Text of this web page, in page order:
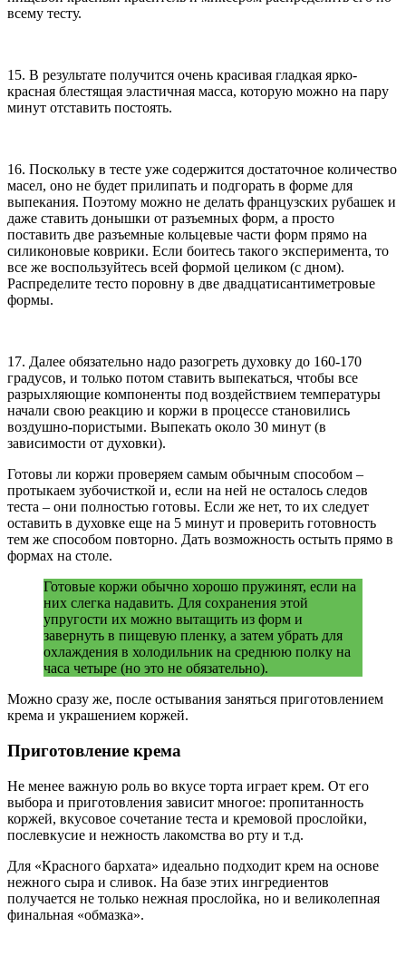
всему тесту.
15. В результате получится очень красивая гладкая ярко-
красная блестящая эластичная масса, которую можно на пару
минут отставить постоять.
16. Поскольку в тесте уже содержится достаточное количество
масел, оно не будет прилипать и подгорать в форме для
выпекания. Поэтому можно не делать французских рубашек и
даже ставить донышки от разъемных форм, а просто
поставить две разъемные кольцевые части форм прямо на
силиконовые коврики. Если боитесь такого эксперимента, то
все же воспользуйтесь всей формой целиком (с дном).
Распределите тесто поровну в две двадцатисантиметровые
формы.
17. Далее обязательно надо разогреть духовку до 160-170
градусов, и только потом ставить выпекаться, чтобы все
разрыхляющие компоненты под воздействием температуры
начали свою реакцию и коржи в процессе становились
воздушно-пористыми. Выпекать около 30 минут (в
зависимости от духовки).
Готовы ли коржи проверяем самым обычным способом –
протыкаем зубочисткой и, если на ней не осталось следов
теста – они полностью готовы. Если же нет, то их следует
оставить в духовке еще на 5 минут и проверить готовность
тем же способом повторно. Дать возможность остыть прямо в
формах на столе.
Готовые коржи обычно хорошо пружинят, если на
них слегка надавить. Для сохранения этой
упругости их можно вытащить из форм и
завернуть в пищевую пленку, а затем убрать для
охлаждения в холодильник на среднюю полку на
часа четыре (но это не обязательно).
Можно сразу же, после остывания заняться приготовлением
крема и украшением коржей.
Приготовление крема
Не менее важную роль во вкусе торта играет крем. От его
выбора и приготовления зависит многое: пропитанность
коржей, вкусовое сочетание теста и кремовой прослойки,
послевкусие и нежность лакомства во рту и т.д.
Для «Красного бархата» идеально подходит крем на основе
нежного сыра и сливок. На базе этих ингредиентов
получается не только нежная прослойка, но и великолепная
финальная «обмазка».